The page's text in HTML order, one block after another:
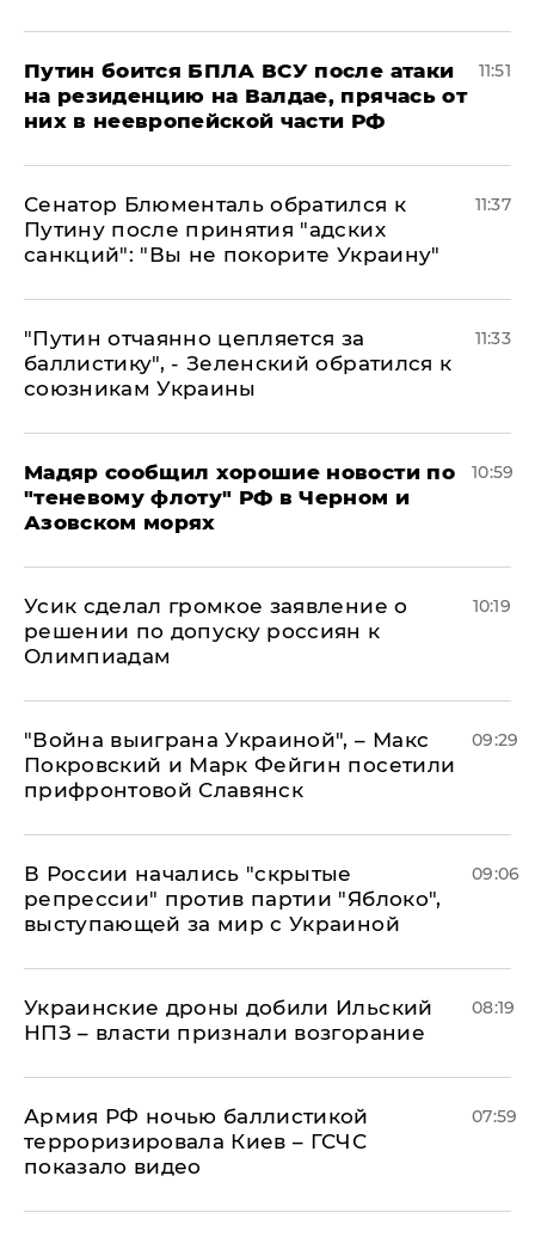
Путин боится БПЛА ВСУ после атаки
на резиденцию на Валдае, прячась от
них в неевропейской части РФ
11:51
Сенатор Блюменталь обратился к
Путину после принятия "адских
санкций": "Вы не покорите Украину"
11:37
"Путин отчаянно цепляется за
баллистику", - Зеленский обратился к
союзникам Украины
11:33
Мадяр сообщил хорошие новости по
"теневому флоту" РФ в Черном и
Азовском морях
10:59
Усик сделал громкое заявление о
решении по допуску россиян к
Олимпиадам
10:19
"Война выиграна Украиной", – Макс
Покровский и Марк Фейгин посетили
прифронтовой Славянск
09:29
В России начались "скрытые
репрессии" против партии "Яблоко",
выступающей за мир с Украиной
09:06
Украинские дроны добили Ильский
НПЗ – власти признали возгорание
08:19
Армия РФ ночью баллистикой
терроризировала Киев – ГСЧС
показало видео
07:59